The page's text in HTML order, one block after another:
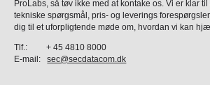
ProLabs, så tøv ikke med at kontake os. Vi er klar
tekniske spørgsmål, pris- og leverings
dig til et uforpligtende møde om, hvordan vi kan
Tlf.: + 45 4810 8000
E-mail:sec@secdatacom.dk